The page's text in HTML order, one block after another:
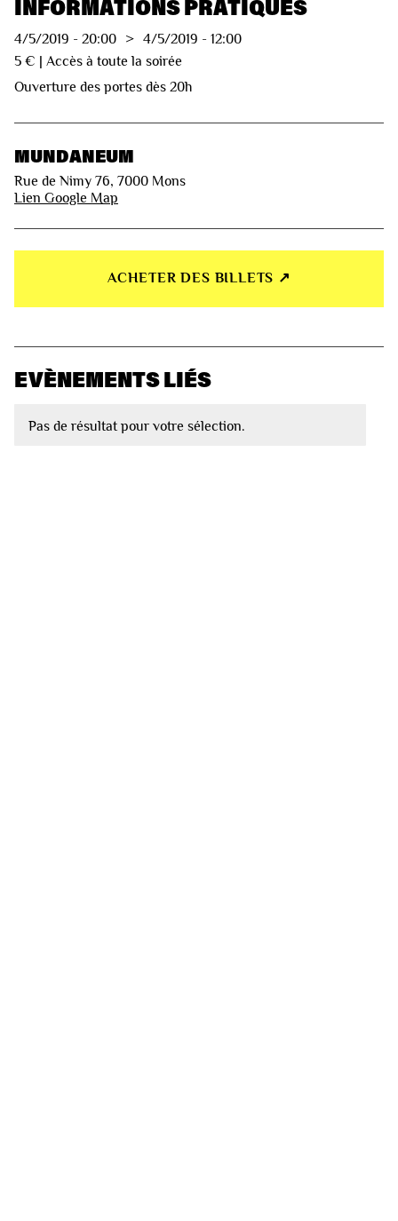
INFORMATIONS PRATIQUES
4/5/2019 - 20:00 > 4/5/2019 - 12:00
5 € | Accès à toute la soirée
Ouverture des portes dès 20h
MUNDANEUM
Rue de Nimy 76, 7000 Mons
Lien Google Map
ACHETER DES BILLETS ↗︎
EVÈNEMENTS LIÉS
Pas de résultat pour votre sélection.